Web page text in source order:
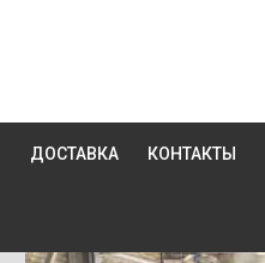
ДОСТАВКА КОНТАКТЫ